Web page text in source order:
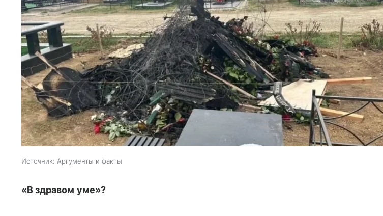
Источник: Аргументы и факты
«В здравом уме»?